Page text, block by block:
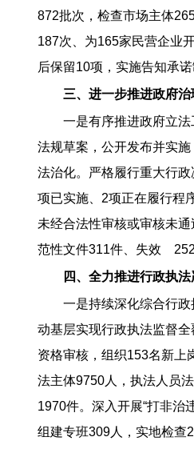
872批次，检查市场主体
187次、为165家民营企业
后保留10项，实施告知承诺
三、进一步推进政府
一是有序推进政府立
法规草案，公开发布并实
法治化。严格履行重大行
项已实施、2项正在履行程
未经合法性审核或审核未
范性文件311件、失效 252
四、全力推进行政执
一是持续深化综合行
动基层实现行政执法监督
资格审核，组织153名新上
法主体9750人，执法人员
1970件。深入开展“打非治
组建专班309人，实地检查